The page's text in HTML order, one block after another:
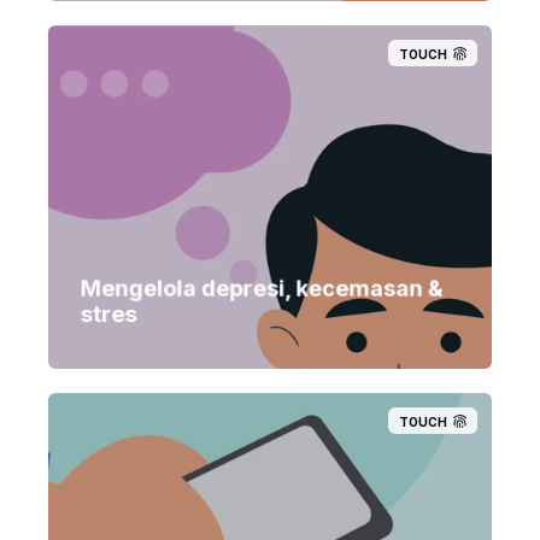
TOUCH
Mengelola depresi, kecemasan &
stres
TOUCH